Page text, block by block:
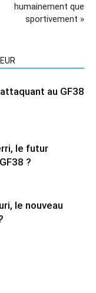
humainement que
sportivement »
au GF38
le futur
?
le nouveau